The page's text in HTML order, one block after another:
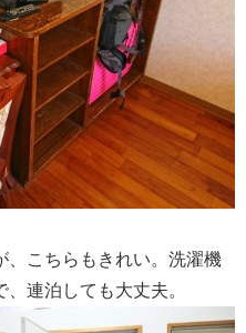
、こちらもきれい。洗濯機
連泊しても大丈夫。